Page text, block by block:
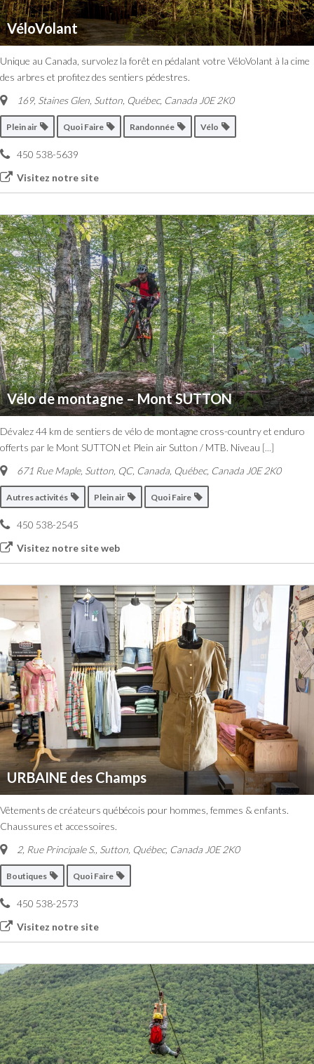
VéloVolant
Unique au Canada, survolez la forêt en pédalant votre VéloVolant à la cime
des arbres et profitez des sentiers pédestres.
169, Staines Glen, Sutton Québec, Canada J0E 2K0
Plein air Quoi Faire Randonnée Vélo
450 538-5639
Visitez notre site
Vélo de montagne – Mont SUTTON
Dévalez 44 km de sentiers de vélo de montagne cross-country et enduro
offerts par le Mont SUTTON et Plein air Sutton / MTB. Niveau [...]
671 Rue Maple, Sutton, QC, Canada Québec, Canada J0E 2K0
Autres activités Plein air Quoi Faire
450 538-2545
Visitez notre site web
URBAINE des Champs
Vêtements de créateurs québécois pour hommes, femmes & enfants.
Chaussures et accessoires.
2, Rue Principale S. Sutton, Québec, Canada J0E 2K0
Boutiques Quoi Faire
450 538-2573
Visitez notre site